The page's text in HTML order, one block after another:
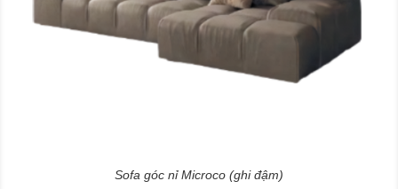
Sofa góc nỉ Microco (ghi đậm)